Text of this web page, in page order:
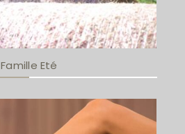
Famille Eté